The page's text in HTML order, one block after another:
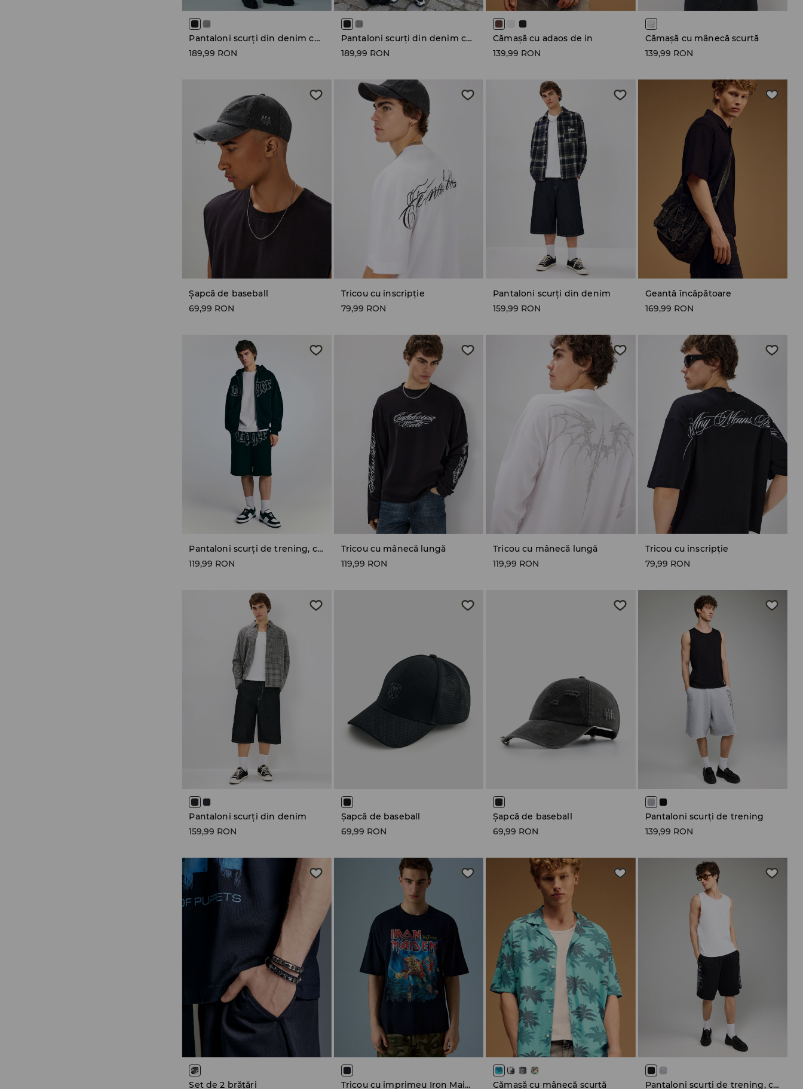
Pantaloni scurți din denim cu tiv nefinisat
189,99 RON
Pantaloni scurți din denim cu tiv nefinisat
189,99 RON
Cămașă cu adaos de in
139,99 RON
Cămașă cu mânecă scurtă
139,99 RON
Șapcă de baseball
69,99 RON
Tricou cu inscripție
79,99 RON
Pantaloni scurți din denim
159,99 RON
Geantă încăpătoare
169,99 RON
Pantaloni scurți de trening, cu imprimeu
119,99 RON
Tricou cu mânecă lungă
119,99 RON
Tricou cu mânecă lungă
119,99 RON
Tricou cu inscripție
79,99 RON
Pantaloni scurți din denim
159,99 RON
Șapcă de baseball
69,99 RON
Șapcă de baseball
69,99 RON
Pantaloni scurți de trening
139,99 RON
Set de 2 brățări Tricou cu imprimeu Iron Maiden Cămașă cu mânecă scurtă Pantaloni scurți de trening, cu imprimeu